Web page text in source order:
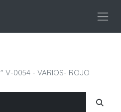
V-0054 - VARIOS- ROJO